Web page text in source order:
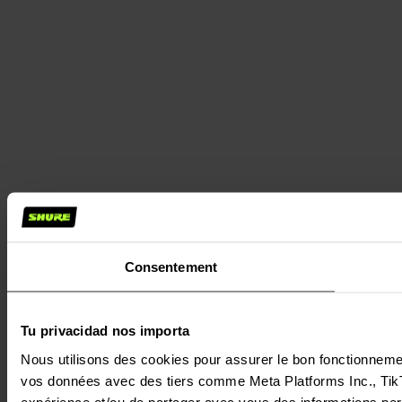
Consentement
Tu privacidad nos importa
Nous utilisons des cookies pour assurer le bon
vos données avec des tiers comme Meta Platforms Inc.,